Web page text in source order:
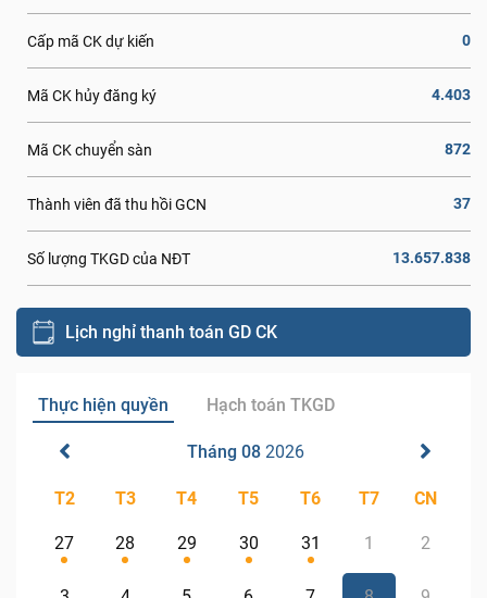
Cấp mã CK dự kiến 0
Mã CK hủy đăng ký 4.403
Mã CK chuyển sàn 872
Thành viên đã thu hồi GCN 37
Số lượng TKGD của NĐT 13.657.838
Lịch nghỉ thanh toán GD CK
Thực hiện quyền Hạch toán TKGD
Tháng 08 2026
T2 T3 T4 T5 T6 T7 CN
27 28 29 30 31 1 2